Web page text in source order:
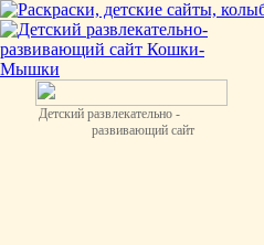
Детский развлекательно -
развивающий сайт